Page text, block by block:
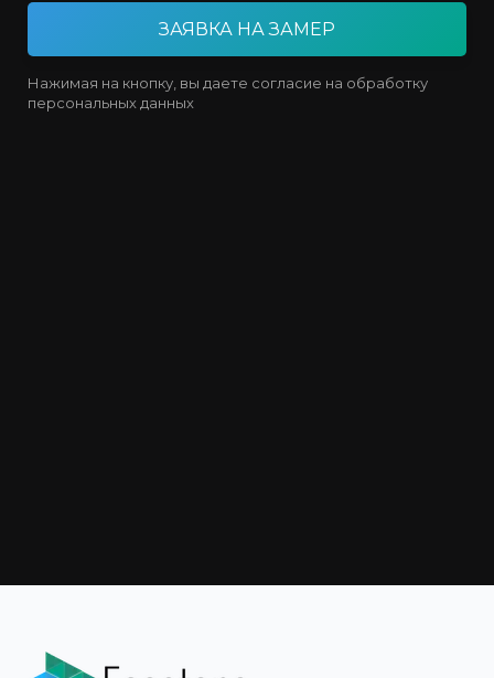
ЗАЯВКА НА ЗАМЕР
Нажимая на кнопку, вы даете согласие на обработку
персональных данных